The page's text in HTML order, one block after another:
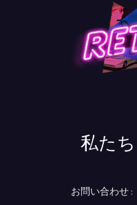
私た
お問い合わせ: